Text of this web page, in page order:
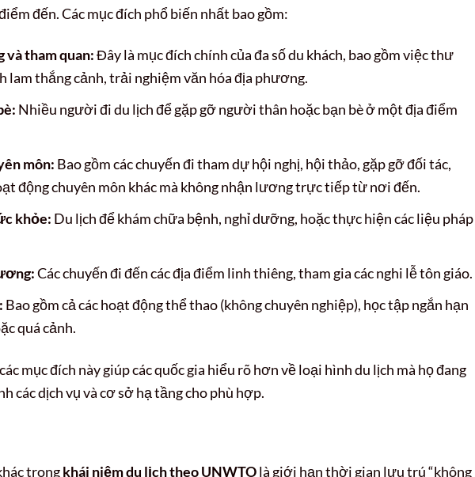
đến. Các mục đích phổ biến nhất bao gồm:
tham quan:Đây là mục đích chính của đa số du khách, bao gồm việc thư
lam thắng cảnh, trải nghiệm văn hóa địa phương.
Nhiều người đi du lịch để gặp gỡ người thân hoặc bạn bè ở một địa điểm
môn: Bao gồm các chuyến đi tham dự hội nghị, hội thảo, gặp gỡ đối tác,
động chuyên môn khác mà không nhận lương trực tiếp từ nơi đến.
khỏe: Du lịch để khám chữa bệnh, nghỉ dưỡng, hoặc thực hiện các liệu pháp
Các chuyến đi đến các địa điểm linh thiêng, tham gia các nghi lễ tôn giáo.
Bao gồm cả các hoạt động thể thao (không chuyên nghiệp), học tập ngắn hạn
quá cảnh.
mục đích này giúp các quốc gia hiểu rõ hơn về loại hình du lịch mà họ đang
các dịch vụ và cơ sở hạ tầng cho phù hợp.
trongkhái niệm du lịch theo UNWTOlà giới hạn thời gian lưu trú “không